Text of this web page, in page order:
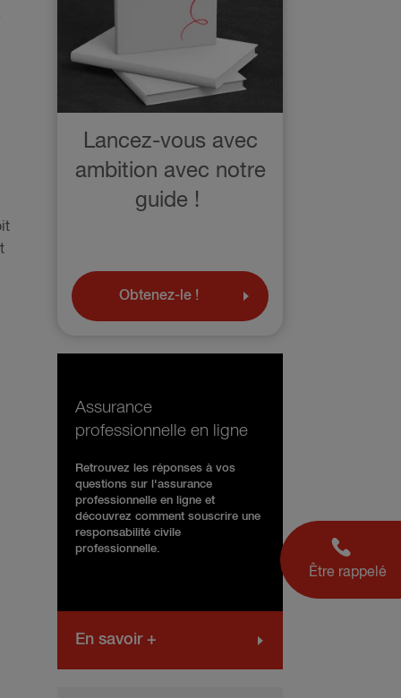
Être rappelé
Lancez-vous avec
ambition avec notre
guide !
Obtenez-le !
Assurance
professionnelle en ligne
Retrouvez les réponses à vos
questions sur l'assurance
professionnelle en ligne et
découvrez comment souscrire une
responsabilité civile
professionnelle.
En savoir +